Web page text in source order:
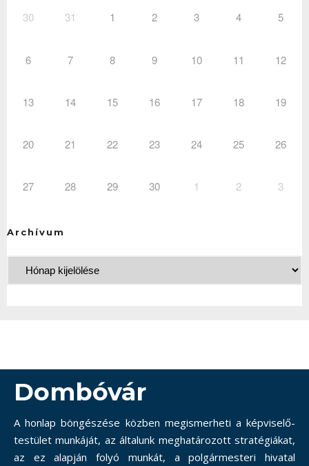
30 31 1 2 3 4 5
6 7 8 9 10 11 12
13 14 15 16 17 18 19
20 21 22 23 24 25 26
27 28 29 30 1 2 3
Archívum
Dombóvár
A honlap böngészése közben megismerheti a képviselő-
testület munkáját, az általunk meghatározott stratégiákat,
az ez alapján folyó munkát, a polgármesteri hivatal